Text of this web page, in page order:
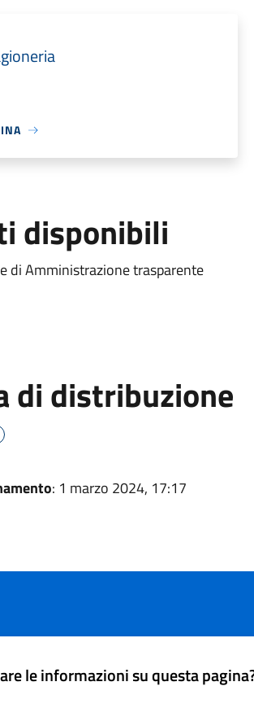
disponibili
di Amministrazione trasparente
di distribuzione
: 1 marzo 2024, 17:17
le informazioni su questa